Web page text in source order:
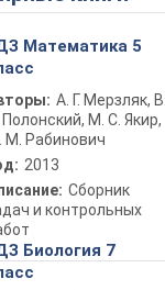
Математика 5
А. Г. Мерзляк, В.
Полонский, М. С. Якир,
М. Рабинович
2013
Сборник
и контрольных
Биология 7